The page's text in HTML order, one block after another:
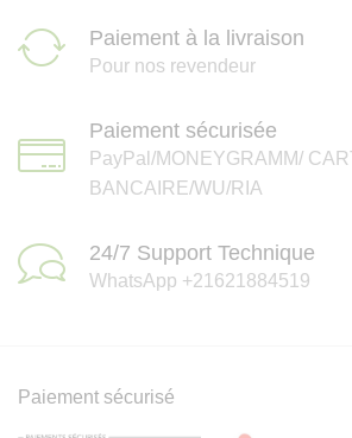
Paiement à la livraison
Pour nos revendeur
Paiement sécurisée
PayPal/MONEYGRAMM/
BANCAIRE/WU/RIA
24/7 Support Technique
WhatsApp +21621884519
Paiement sécurisé